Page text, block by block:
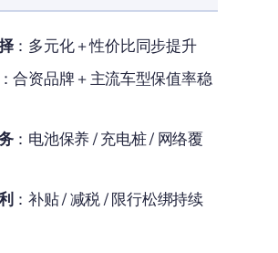
：多元化 + 性价比同步提升
合资品牌 + 主流车型保值率稳
：电池保养 / 充电桩 / 网络覆
：补贴 / 减税 / 限行松绑持续